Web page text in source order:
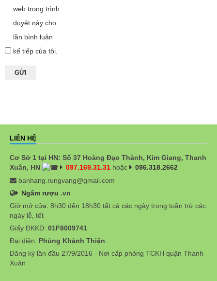
web trong trình
duyệt này cho
lần bình luận
kế tiếp của tôi.
LIÊN HỆ
Cơ Sở 1 tại HN: Số 37 Hoàng Đạo Thành, Kim Giang, Thanh
Xuân, HN
097.169.31.31 hoặc
096.318.2662
banhang.rungvang@gmail.com
Ngâm rượu .vn
Giờ mở cửa: 8h30 đến 18h30 tất cả các ngày trong tuần trừ các
ngày lễ, tết
Giấy ĐKKD: 01F8009741
Đại diện: Phùng Khánh Thiện
Đăng ký lần đầu 27/9/2016 - Nơi cấp phòng TCKH quận Thanh
Xuân